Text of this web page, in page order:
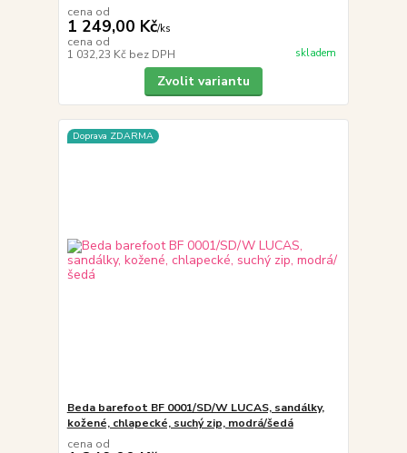
cena od
1 249,00 Kč/ks
cena od
1 032,23 Kč bez DPH skladem
Zvolit variantu
Doprava ZDARMA
Beda barefoot BF 0001/SD/W LUCAS, sandálky,
kožené, chlapecké, suchý zip, modrá/šedá
cena od